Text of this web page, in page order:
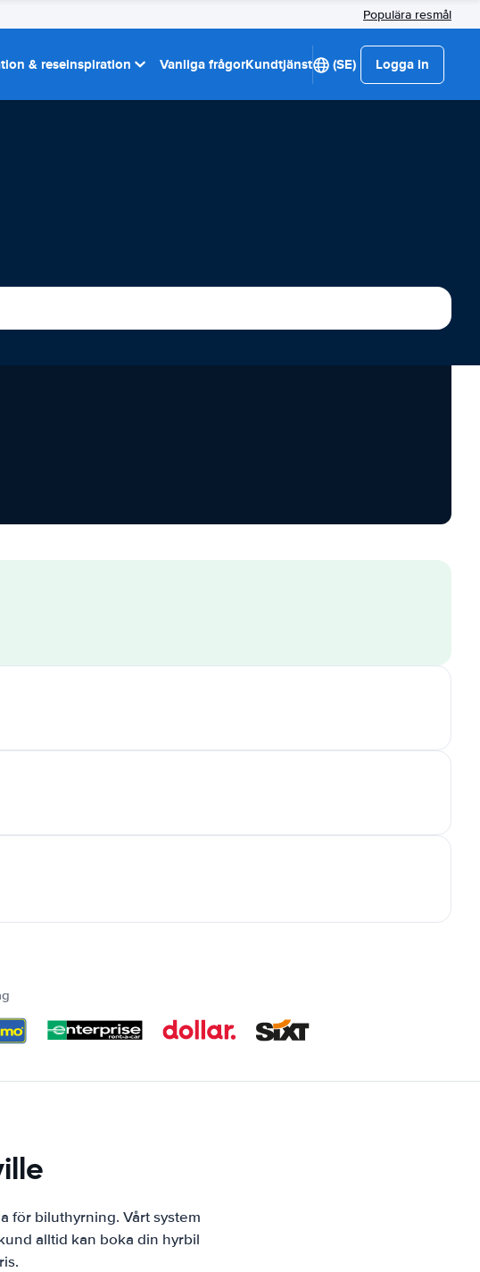
Populära resmål
& reseinspiration Vanliga frågorKundtjänst (SE) Logga in
för biluthyrning. Vårt system
alltid kan boka din hyrbil